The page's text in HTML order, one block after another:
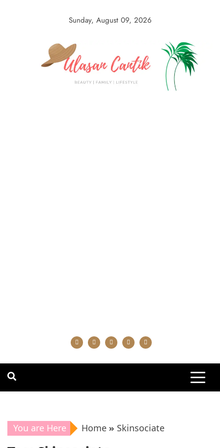
Sunday, August 09, 2026
You are Here Home Skinsociate